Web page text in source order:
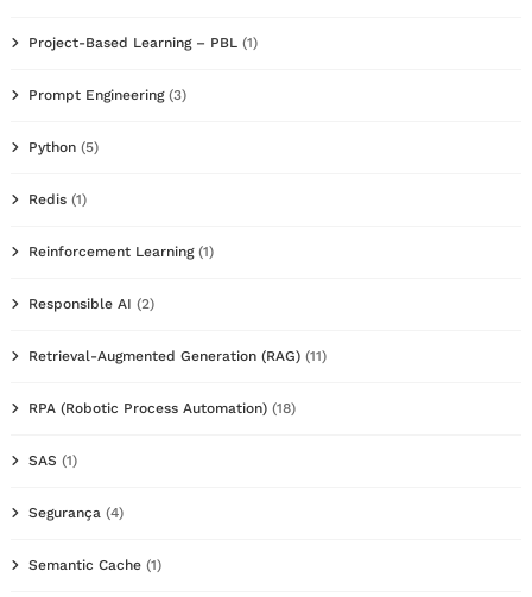
Project-Based Learning – PBL (1)
Prompt Engineering(3)
Python (5)
Redis (1)
Reinforcement Learning(1)
Responsible AI (2)
Retrieval-Augmented Generation (RAG) (11)
RPA (Robotic Process Automation) (18)
SAS (1)
Segurança (4)
Semantic Cache (1)